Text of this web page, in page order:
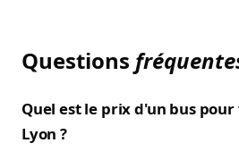
Questions
Quel est le prix d'un bus
Lyon ?